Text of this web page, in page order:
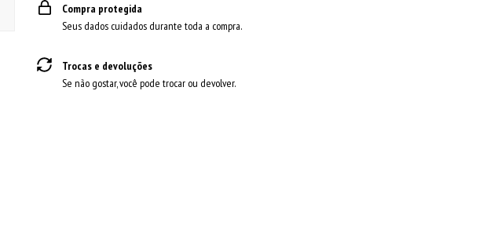
Compra protegida
Seus dados cuidados durante toda a compra.
Trocas e devoluções
Se não gostar, você pode trocar ou devolver.